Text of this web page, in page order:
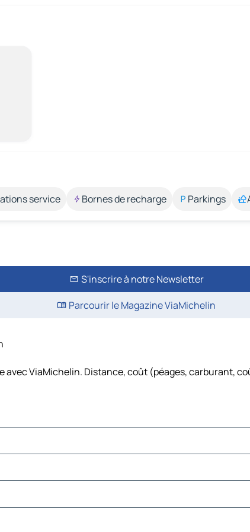
service Bornes de recharge Parkings
S'inscrire à notre Newsletter
Parcourir le Magazine ViaMichelin
ViaMichelin. Distance, coût (péages, carburant,